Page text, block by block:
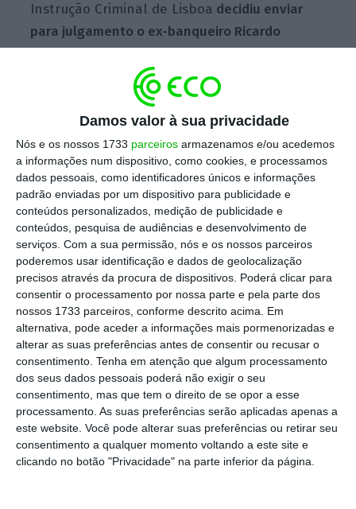
Damos valor à sua privacidade
Nós e os nossos 1733 parceiros armazenamos e/ou acedemos
a informações num dispositivo, como cookies, e processamos
dados pessoais, como identificadores únicos e informações
padrão enviadas por um dispositivo para publicidade e
conteúdos personalizados, medição de publicidade e
conteúdos, pesquisa de audiências e desenvolvimento de
serviços. Com a sua permissão, nós e os nossos parceiros
poderemos usar identificação e dados de geolocalização
precisos através da procura de dispositivos. Poderá clicar para
consentir o processamento por nossa parte e pela parte dos
nossos 1733 parceiros, conforme descrito acima. Em
alternativa, pode aceder a informações mais pormenorizadas e
alterar as suas preferências antes de consentir ou recusar o
consentimento. Tenha em atenção que algum processamento
dos seus dados pessoais poderá não exigir o seu
consentimento, mas que tem o direito de se opor a esse
processamento. As suas preferências serão aplicadas apenas a
este website. Você pode alterar suas preferências ou retirar seu
consentimento a qualquer momento voltando a este site e
clicando no botão "Privacidade" na parte inferior da página.
Instrução Criminal de Lisboa decidiu enviar
para julgamento o ex-banqueiro Ricardo
Rui Silveira e a antiga diretora financeira Isabel
Almeida no processo de aumento de capital do
A decisão confirmou a acusação do MP,
proferida em julho de 2022, que imputou a
todos os arguidos um crime de manipulação
de mercado e um crime de burla qualificada,
ambos em coautoria. Foi também acusado o
BES de um crime de burla qualificada.
Este “vai e vem” entre tribunais já não é
inédito desde que o MP formalizou a
acusação, em julho de 2024. Em agosto de
2025, o STJ teve mesmo de intervir para
resolver um conflito de competência entre os
tribunais de Lisboa e do Porto, concluindo
que Vila do Conde era o indicado para o
julgamento.